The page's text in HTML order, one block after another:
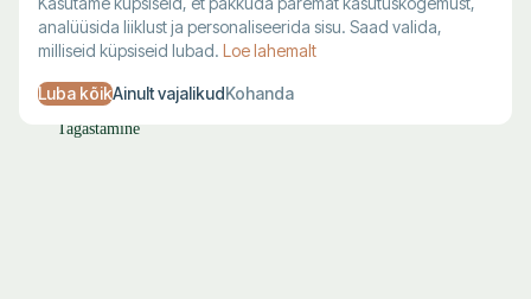
KLIENDITUGI
Kohaletoimetamine
Maksmine
Tagastamine
analüüsida liiklust ja personaliseerida sisu. Saad valida,
milliseid küpsiseid lubad. Loe lahemalt
Luba kõikAinult vajalikudKohanda